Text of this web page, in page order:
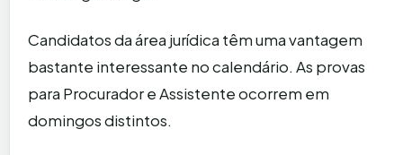
Candidatos da área jurídica têm uma vantagem
bastante interessante no calendário. As provas
para Procurador e Assistente ocorrem em
domingos distintos.